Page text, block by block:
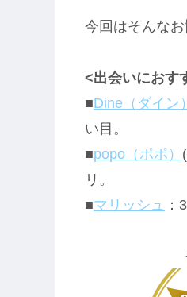
今回はそんな
<出会いにおす
■Dine（ダイン）
い目。
■popo（ポポ）
リ。
■マリッシュ